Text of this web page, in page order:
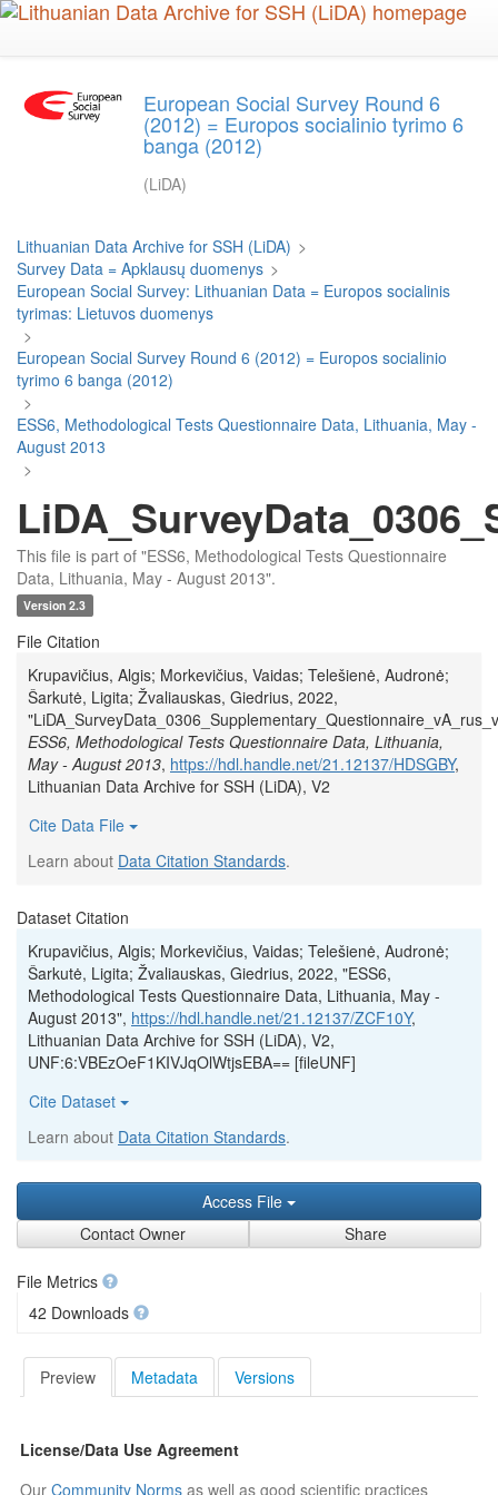
Skip
European Social Survey Round 6
(2012) = Europos socialinio tyrimo 6
banga (2012)
(LiDA)
Lithuanian Data Archive for SSH (LiDA) >
Survey Data = Apklausų duomenys >
European Social Survey: Lithuanian Data = Europos socialinis
tyrimas: Lietuvos duomenys
>
European Social Survey Round 6 (2012) = Europos socialinio
tyrimo 6 banga (2012)
>
ESS6, Methodological Tests Questionnaire Data, Lithuania, May -
August 2013
>
This file is part of "ESS6, Methodological Tests Questionnaire
Data, Lithuania, May - August 2013".
Version 2.3
File Citation
Krupavičius, Algis; Morkevičius, Vaidas; Telešienė, Audronė;
Šarkutė, Ligita; Žvaliauskas, Giedrius, 2022,
ESS6, Methodological Tests Questionnaire Data, Lithuania,
May - August 2013, https://hdl.handle.net/21.12137/HDSGBY,
Lithuanian Data Archive for SSH (LiDA), V2
Cite Data File
Learn about Data Citation Standards.
Dataset Citation
Krupavičius, Algis; Morkevičius, Vaidas; Telešienė, Audronė;
Šarkutė, Ligita; Žvaliauskas, Giedrius, 2022, "ESS6,
Methodological Tests Questionnaire Data, Lithuania, May -
August 2013", https://hdl.handle.net/21.12137/ZCF10Y,
Lithuanian Data Archive for SSH (LiDA), V2,
UNF:6:VBEzOeF1KIVJqOlWtjsEBA== [fileUNF]
Cite Dataset
Learn about Data Citation Standards.
Access File
Contact Owner
Share
File Metrics
42 Downloads
Preview Metadata Versions
License/Data Use Agreement
Our Community Normsas well as good scientific practices